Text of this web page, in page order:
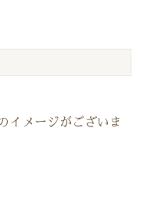
イメージがございま